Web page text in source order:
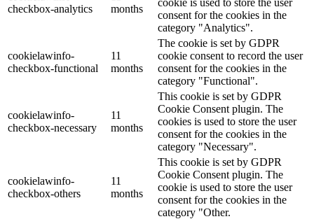
checkbox-analytics
months
cookie is used to store the user
consent for the cookies in the
category "Analytics".
cookielawinfo-
checkbox-functional
11
months
The cookie is set by GDPR
cookie consent to record the user
consent for the cookies in the
category "Functional".
cookielawinfo-
checkbox-necessary
11
months
This cookie is set by GDPR
Cookie Consent plugin. The
cookies is used to store the user
consent for the cookies in the
category "Necessary".
cookielawinfo-
checkbox-others
11
months
This cookie is set by GDPR
Cookie Consent plugin. The
cookie is used to store the user
consent for the cookies in the
category "Other.